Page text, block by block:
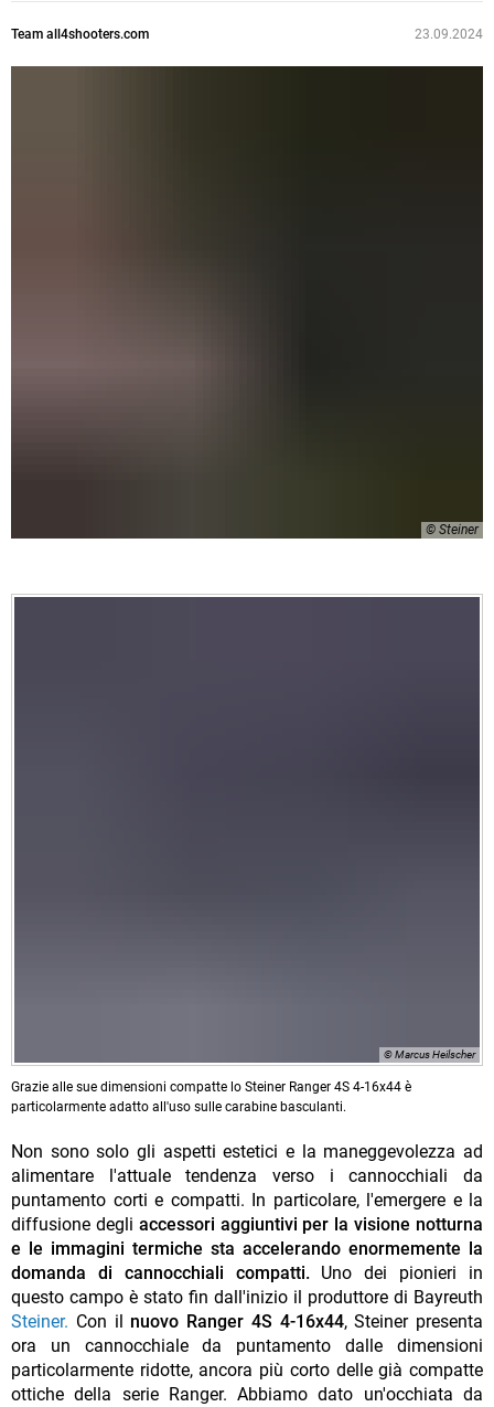
Team all4shooters.com 23.09.2024
© Steiner
© Marcus Heilscher
Grazie alle sue dimensioni compatte lo Steiner Ranger 4S 4-16x44 è
particolarmente adatto all'uso sulle carabine basculanti.
Non sono solo gli aspetti estetici e la maneggevolezza ad
alimentare l'attuale tendenza verso i cannocchiali da
puntamento corti e compatti. In particolare, l'emergere e la
diffusione degli accessori aggiuntivi per la visione notturna
e le immagini termiche sta accelerando enormemente la
domanda di cannocchiali compatti.Uno dei pionieri in
questo campo è stato fin dall'inizio il produttore di Bayreuth
Steiner. Con il nuovo Ranger 4S 4-16x44, Steiner presenta
ora un cannocchiale da puntamento dalle dimensioni
particolarmente ridotte, ancora più corto delle già compatte
ottiche della serie Ranger. Abbiamo dato un'occhiata da